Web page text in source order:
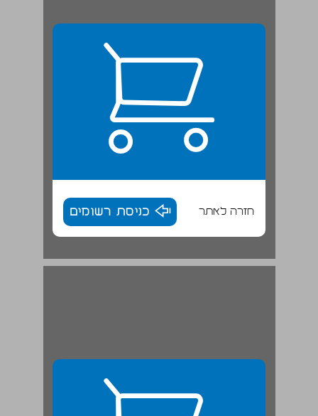
חזרה לאתר כניסת רשומים